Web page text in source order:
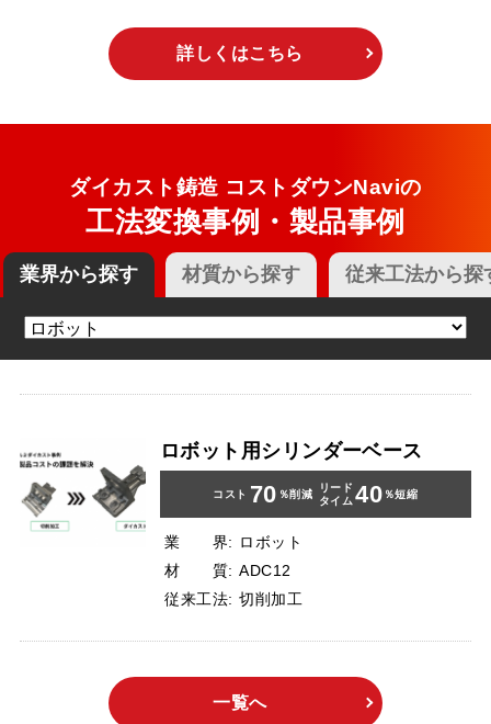
詳しくはこちら
ダイカスト鋳造 コストダウンNaviの
工法変換事例 ・製品事例
業界から探す 材質から探す 従来工法から探
ロボット用シリンダーベース
コスト 70 ％削減
リード
タイム 40 ％短縮
業 界: ロボット
材 質: ADC12
従来工法: 切削加工
一覧へ